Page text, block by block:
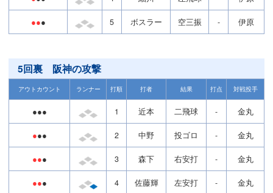
●●● 5 ボスラー 空三振 - 伊原
5回裏 阪神の攻撃
アウトカウント ランナー 打順 打者 結果 打点 対戦投手
●●● 1 近本 二飛球 - 金丸
●●● 2 中野 投ゴロ - 金丸
●●● 3 森下 右安打 - 金丸
●●● 4 佐藤輝 左安打 - 金丸